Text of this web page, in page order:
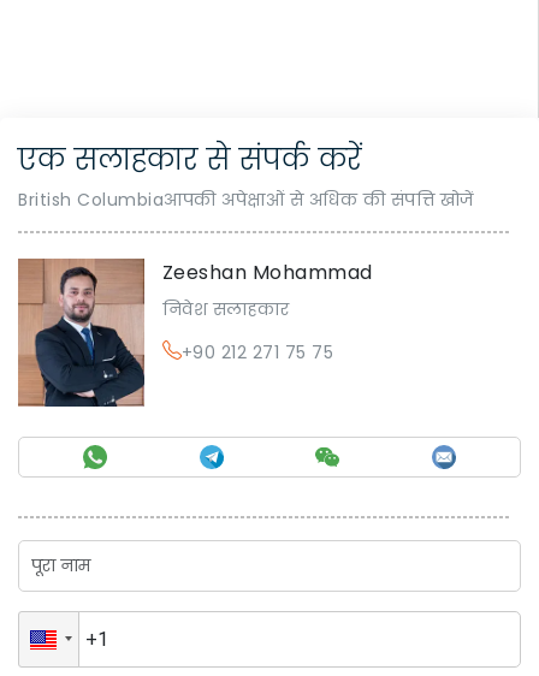
एक सलाहकार से संपर्क करें
British Columbiaआपकी अपेक्षाओं से अधिक की संपत्ति खोजें
Zeeshan Mohammad
निवेश सलाहकार
+90 212 271 75 75